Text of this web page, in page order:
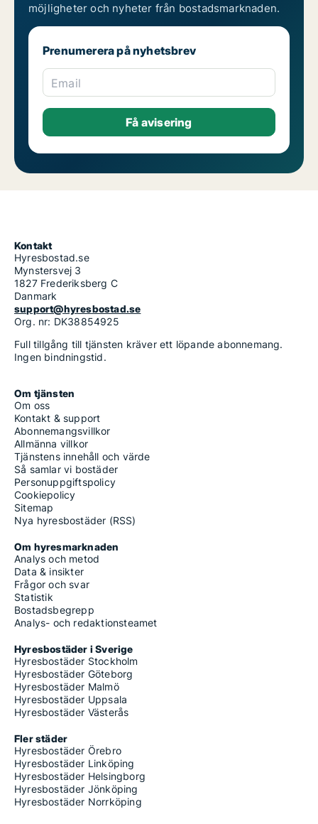
möjligheter och nyheter från bostadsmarknaden.
Prenumerera på nyhetsbrev
Email
Kontakt
Hyresbostad.se
Mynstersvej 3
1827 Frederiksberg C
Danmark
support@hyresbostad.se
Org. nr: DK38854925
Full tillgång till tjänsten kräver ett löpande abonnemang.
Ingen bindningstid.
Om tjänsten
Om oss
Kontakt & support
Abonnemangsvillkor
Allmänna villkor
Tjänstens innehåll och värde
Så samlar vi bostäder
Personuppgiftspolicy
Cookiepolicy
Sitemap
Nya hyresbostäder (RSS)
Om hyresmarknaden
Analys och metod
Data & insikter
Frågor och svar
Statistik
Bostadsbegrepp
Analys- och redaktionsteamet
Hyresbostäder i Sverige
Hyresbostäder Stockholm
Hyresbostäder Göteborg
Hyresbostäder Malmö
Hyresbostäder Uppsala
Hyresbostäder Västerås
Fler städer
Hyresbostäder Örebro
Hyresbostäder Linköping
Hyresbostäder Helsingborg
Hyresbostäder Jönköping
Hyresbostäder Norrköping